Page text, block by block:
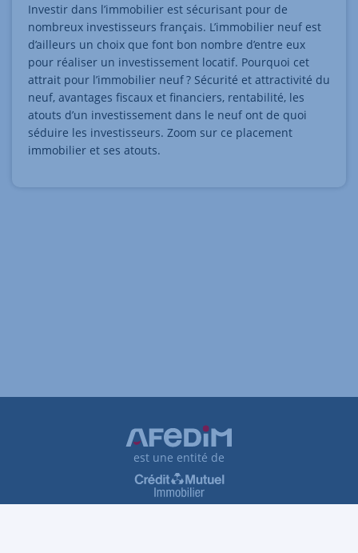
Investir dans l’immobilier est sécurisant pour de
nombreux investisseurs français. L’immobilier neuf est
d’ailleurs un choix que font bon nombre d’entre eux
pour réaliser un investissement locatif. Pourquoi cet
attrait pour l’immobilier neuf ? Sécurité et attractivité du
neuf, avantages fiscaux et financiers, rentabilité, les
atouts d’un investissement dans le neuf ont de quoi
séduire les investisseurs. Zoom sur ce placement
immobilier et ses atouts.
est une entité de